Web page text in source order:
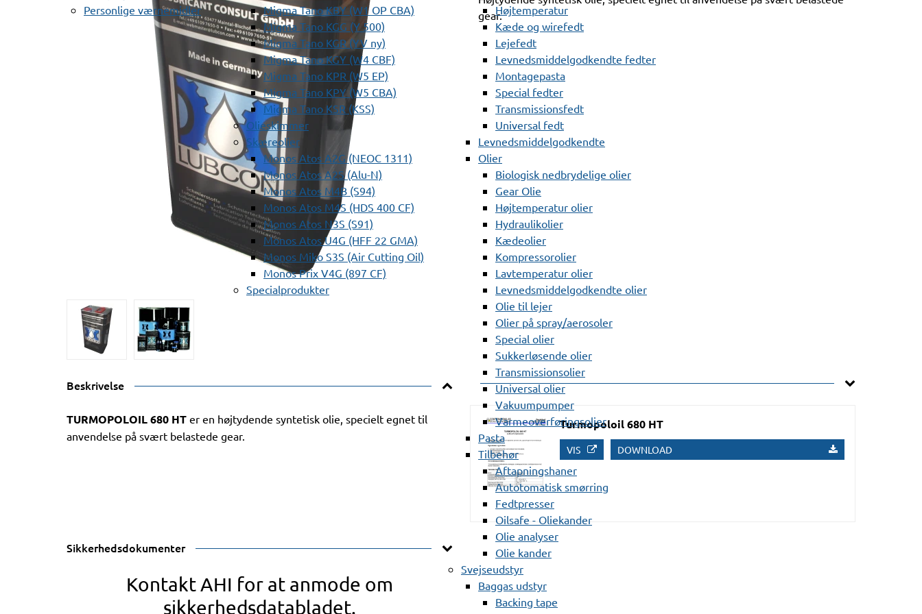
Personlige værnemidler
Migma Tano KBY (W1 OP CBA)
Migma Tano KGG (Y 500)
Migma Tano KGR (YV ny)
Migma Tano KGY (W4 CBF)
Migma Tano KPR (W5 EP)
Migma Tano KPY (W5 CBA)
Migma Tano KSR (KSS)
Olieskimmer
Skæreolier
Monos Atos A2G (NEOC 1311)
Monos Atos A2S (Alu-N)
Monos Atos M4B (S94)
Monos Atos M4S (HDS 400 CF)
Monos Atos N3S (S91)
Monos Atos U4G (HFF 22 GMA)
Monos Miko S3S (Air Cutting Oil)
Monos Prix V4G (897 CF)
Specialprodukter
Højtemperatur
Kæde og wirefedt
Lejefedt
Levnedsmiddelgodkendte fedter
Montagepasta
Special fedter
Transmissionsfedt
Universal fedt
Levnedsmiddelgodkendte
Olier
Biologisk nedbrydelige olier
Gear Olie
Højtemperatur olier
Hydraulikolier
Kædeolier
Kompressorolier
Lavtemperatur olier
Levnedsmiddelgodkendte olier
Olie til lejer
Olier på spray/aerosoler
Special olier
Sukkerløsende olier
Transmissionsolier
Universal olier
Vakuumpumper
Varmeoverføringsolier
Pasta
Tilbehør
Aftapningshaner
Autotomatisk smørring
Fedtpresser
Oilsafe - Oliekander
Olie analyser
Olie kander
Svejseudstyr
Baggas udstyr
Backing tape
gear.
Beskrivelse
TURMOPOLOIL 680 HT er en højtydende syntetisk olie, specielt egnet til
anvendelse på svært belastede gear.
Turmopoloil 680 HT
VIS DOWNLOAD
Sikkerhedsdokumenter
Kontakt AHI for at anmode om
sikkerhedsdatabladet.